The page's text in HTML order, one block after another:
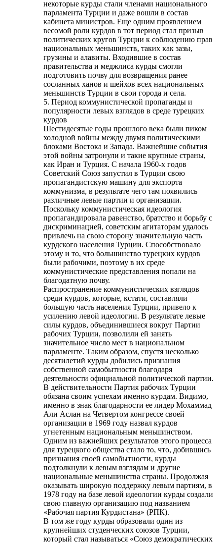
некоторые курды стали членами национального
парламента Турции и даже вошли в состав
кабинета министров. Еще одним проявлением
весомой роли курдов в тот период стал призыв
политических кругов Турции к соблюдению прав
национальных меньшинств, таких как зазы,
грузины и алавиты. Входившие в состав
правительства и меджлиса курды смогли
подготовить почву для возвращения ранее
сосланных ханов и шейхов всех национальных
меньшинств Турции в свои города и села.
5. Период коммунистической пропаганды и
популярности левых взглядов в среде турецких
курдов
Шестидесятые годы прошлого века были пиком
холодной войны между двумя политическими
блоками Востока и Запада. Важнейшие события
этой войны затронули и такие крупные страны,
как Иран и Турция. С начала 1960-х годов
Советский Союз запустил в Турции свою
пропагандистскую машину для экспорта
коммунизма, в результате чего там появились
различные левые партии и организации.
Поскольку коммунистическая идеология
пропагандировала равенство, братство и борьбу с
дискриминацией, советским агитаторам удалось
привлечь на свою сторону значительную часть
курдского населения Турции. Способствовало
этому и то, что большинство турецких курдов
были рабочими, поэтому в их среде
коммунистические представления попали на
благодатную почву.
Распространение коммунистических взглядов
среди курдов, которые, кстати, составляли
большую часть населения Турции, привело к
усилению левой идеологии. В результате левые
силы курдов, объединившиеся вокруг Партии
рабочих Турции, позволили ей занять
значительное число мест в национальном
парламенте. Таким образом, спустя несколько
десятилетий курды добились признания
собственной самобытности благодаря
деятельности официальной политической партии.
В действительности Партия рабочих Турции
обязана своим успехам именно курдам. Видимо,
именно в знак благодарности ее лидер Мохаммад
Али Аслан на Четвертом конгрессе своей
организации в 1969 году назвал курдов
угнетенным национальным меньшинством.
Одним из важнейших результатов этого процесса
для турецкого общества стало то, что, добившись
признания своей самобытности, курды
подтолкнули к левым взглядам и другие
национальные меньшинства страны. Продолжая
оказывать широкую поддержку левым партиям, в
1978 году на базе левой идеологии курды создали
свою главную организацию под названием
«Рабочая партия Курдистана» (РПК).
В том же году курды образовали один из
крупнейших студенческих союзов Турции,
который стал называться «Союз демократических